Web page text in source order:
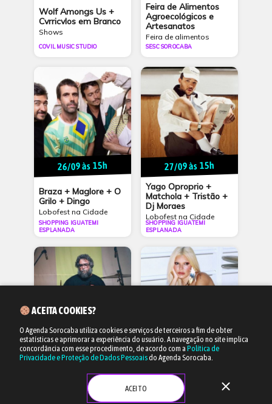
Wolf Amongs Us +
Cvrricvlos em Branco
Shows
COVIL MUSIC STUDIO
Feira de Alimentos
Agroecológicos e
Artesanatos
Feira de alimentos
SESC SOROCABA
26/09 às 15h
Braza + Maglore + O
Grilo + Dingo
Lobofest na Cidade
SHOPPING IGUATEMI
ESPLANADA
27/09 às 15h
Yago Oproprio +
Matchola + Tristão +
Dj Moraes
Lobofest na Cidade
SHOPPING IGUATEMI
ESPLANADA
10/10 às 15h
Jean Tassy + Rodrigo
Alarcon + Farid
Lobofest na Cidade
SHOPPING IGUATEMI
11/10 às 15h
Tagua + Gab Ferreira
+ DJ Salum
Lobofest na Cidade
SHOPPING IGUATEMI
ACEITA COOKIES?
O Agenda Sorocaba utiliza cookies e serviços de terceiros a fim de obter
estatísticas e aprimorar a experiência do usuário. A navegação no site implica
concordância com esse procedimento, de acordo com a Política de
Privacidade e Proteção de Dados Pessoaisdo Agenda Sorocaba.
ACEITO close